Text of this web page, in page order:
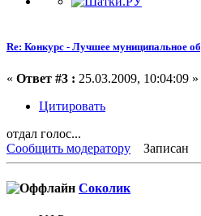
Re: Конкурс - Лучшее муниципальное
« Ответ #3 : 25.03.2009, 10:04:09 »
Цитировать
отдал голос...
Сообщить модератору
Записан
Соколик